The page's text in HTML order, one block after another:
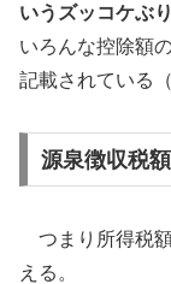
いうズッコケぶり
いろんな控除額
記載されている（
源泉徴収税額
つまり所得税
える。